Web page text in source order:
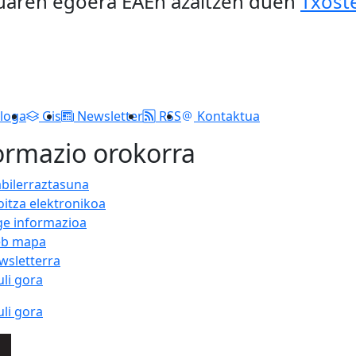
Gis Newsletter RSS Kontaktua
orokorra
elektronikoa
informazioa
mapa
gora
gora